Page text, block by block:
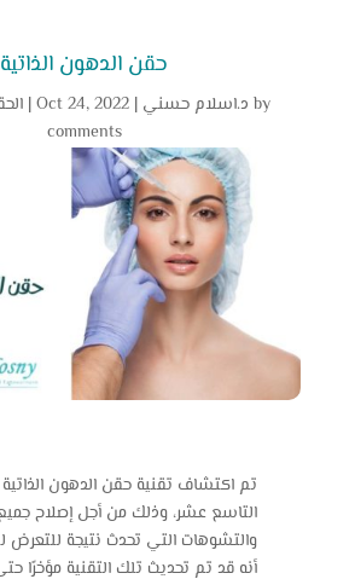
حقن الدهون الذاتية
by د.اسلام حسني |
Oct 24, 2022
|
comments
تم اكتشاف تقنية حقن الدهون
التاسع عشر، وذلك من أجل إصلاح
والتشوهات التي تحدث نتيجة للتعرض
أنه قد تم تحديث تلك التقنية مؤخرًا